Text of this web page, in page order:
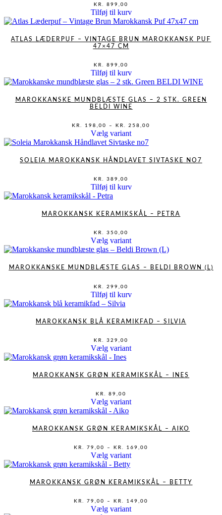
KR. 899,00
Tilføj til kurv
ATLAS LÆDERPUF – VINTAGE BRUN MAROKKANSK PUF
47×47 CM
KR. 899,00
Tilføj til kurv
MAROKKANSKE MUNDBLÆSTE GLAS – 2 STK. GREEN
BELDI WINE
KR. 198,00 – KR. 258,00
Vælg variantDette
vare
flere
kan
varesiden
SOLEIA MAROKKANSK HÅNDLAVET SIVTASKE NO7
KR. 389,00
Tilføj til kurv
MAROKKANSK KERAMIKSKÅL – PETRA
KR. 350,00
Vælg variantDette
vare
flere
kan
varesiden
MAROKKANSKE MUNDBLÆSTE GLAS – BELDI BROWN (L)
KR. 299,00
Tilføj til kurv
MAROKKANSK BLÅ KERAMIKFAD – SILVIA
KR. 329,00
Vælg variantDette
flere
kan
varesiden
MAROKKANSK GRØN KERAMIKSKÅL – INES
KR. 89,00
Vælg variantDette
flere
Mulighederne
kan
varesiden
MAROKKANSK GRØN KERAMIKSKÅL – AIKO
KR. 79,00 – KR. 169,00
Vælg variantDette
flere
Mulighederne
kan
MAROKKANSK GRØN KERAMIKSKÅL – BETTY
KR. 79,00 – KR. 149,00
Vælg variantDette